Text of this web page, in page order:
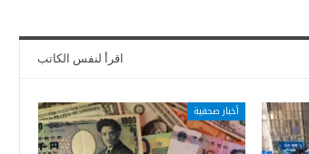
اقرأ لنفس الكاتب
أخبار صحفية